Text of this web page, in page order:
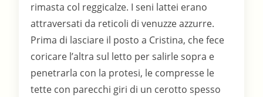
rimasta col reggicalze. I seni lattei erano
attraversati da reticoli di venuzze azzurre.
Prima di lasciare il posto a Cristina, che fece
coricare l’altra sul letto per salirle sopra e
penetrarla con la protesi, le compresse le
tette con parecchi giri di un cerotto spesso